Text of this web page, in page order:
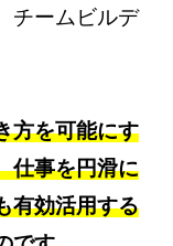
チームビルデ
方を可能にす
仕事を円滑に
有効活用する